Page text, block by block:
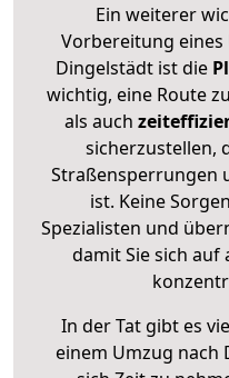
Ein weiterer
Vorbereitung eines
Dingelstädt ist die
wichtig, eine Route
als auch
sicherzustellen,
Straßensperrungen
ist. Keine
Spezialisten und
damit Sie sich auf
In der Tat gibt es
einem Umzug nach